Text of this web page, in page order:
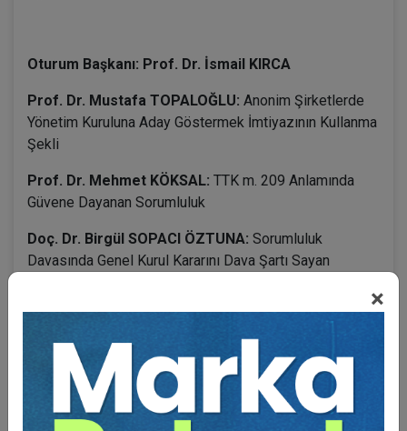
×
Oturum Başkanı: Prof. Dr. İsmail KIRCA
Prof. Dr. Mustafa TOPALOĞLU: Anonim Şirketlerde
Yönetim Kuruluna Aday Göstermek İmtiyazının Kullanma
Şekli
Prof. Dr. Mehmet KÖKSAL: TTK m. 209 Anlamında
Güvene Dayanan Sorumluluk
Doç. Dr. Birgül SOPACI ÖZTUNA: Sorumluluk
Davasında Genel Kurul Kararını Dava Şartı Sayan
Yönetim
Kurulu Üyelerinin Sorumluluğuna İlişkin Davalarda
Yabancı Uyruklu Üyenin İkamet veya Çalışma İzninin
Bulunmasının Anlamı ve TTK M. 557 Yönünden Önemi